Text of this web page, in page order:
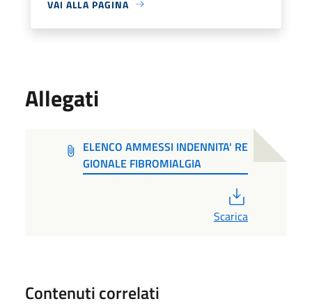
VAI ALLA PAGINA
Allegati
ELENCO AMMESSI INDENNITA' RE
GIONALE FIBROMIALGIA
Scarica
Contenuti correlati